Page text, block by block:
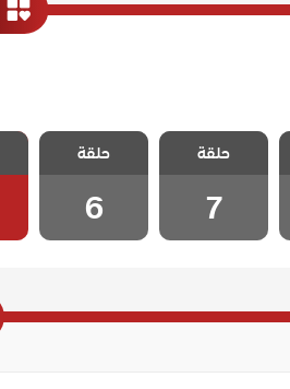
مسلسل الف
الحلقة 7
حلقة
7
مسلسل الف
الحلقة 6
حلقة
6